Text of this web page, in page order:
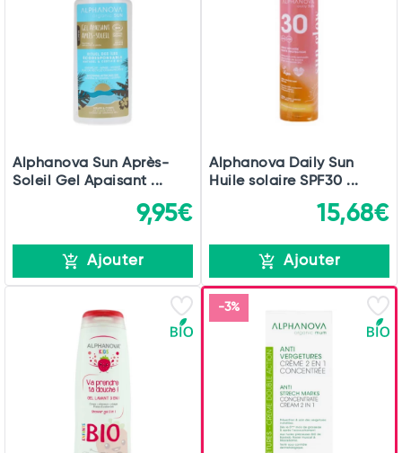
Alphanova Sun Après-
Soleil Gel Apaisant ...
9,95€
Ajouter
Alphanova Daily Sun
Huile solaire SPF30 ...
15,68€
Ajouter
-3%